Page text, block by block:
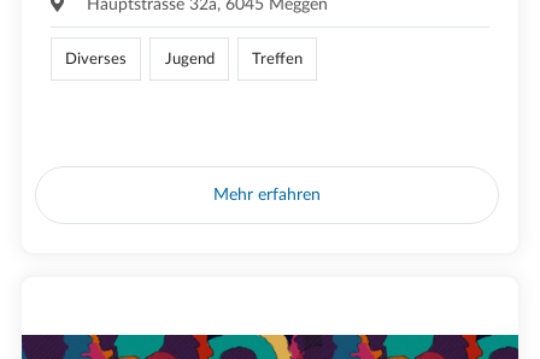
Hauptstrasse 32a, 6045 Meggen
Diverses Jugend Treffen
Mehr erfahren